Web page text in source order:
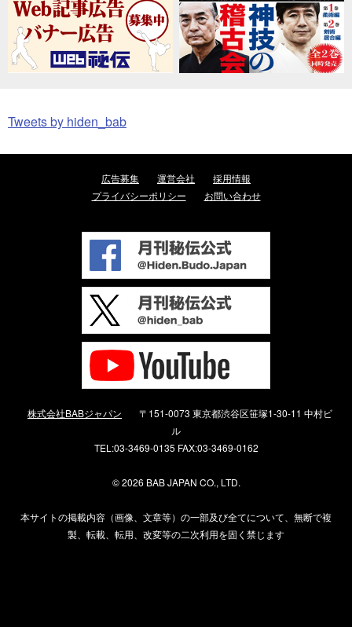
Tweets by hiden_bab
広告募集 運営会社
採用情報
プライバシーポリシー
お問い合わせ
株式会社BABジャパン
〒151-0073 東京都渋谷区笹塚1-30-11 中村ビ
ル
TEL:03-3469-0135 FAX:03-3469-0162
©2026 BAB JAPAN CO., LTD.
本サイトの掲載内容（画像、文章等）の一部及び全てについて、無断で複
製、転載、転用、改変等の二次利用を固く禁じます